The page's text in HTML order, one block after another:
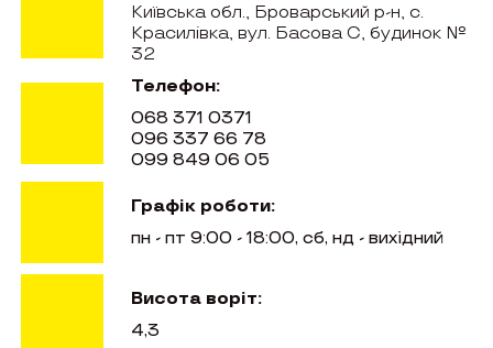
Київська обл., Броварський р-н, с.
Красилівка, вул. Басова С, будинок №
32
Телефон:
068 371 0371
096 337 66 78
099 849 06 05
Графік роботи:
пн - пт 9:00 - 18:00, сб, нд - вихідний
Висота воріт:
4,3